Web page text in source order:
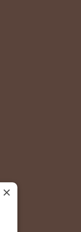
×